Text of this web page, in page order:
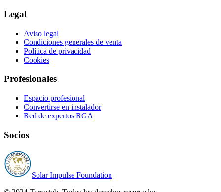
Legal
Aviso legal
Condiciones generales de venta
Política de privacidad
Cookies
Profesionales
Espacio profesional
Convertirse en instalador
Red de expertos RGA
Socios
Solar Impulse Foundation